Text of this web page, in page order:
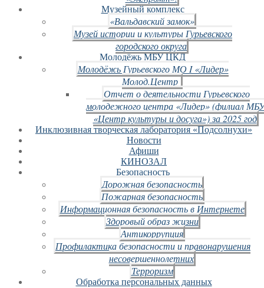
Музейный комплекс
«Вальдавский замок»
Музей истории и культуры Гурьевского
городского округа
Молодёжь МБУ ЦКД
Молодёжь Гурьевского МО I «Лидер»
Молод.Центр
Отчет о деятельности Гурьевского
молодежного центра «Лидер» (филиал
«Центр культуры и досуга») за 2025 год
Инклюзивная творческая лаборатория «Подсолнухи»
Новости
Афиши
КИНОЗАЛ
Безопасность
Дорожная безопасность
Пожарная безопасность
Информационная безопасность в Интернете
Здоровый образ жизни
Антикоррупция
Профилактика безопасности и правонарушения
несовершеннолетних
Терроризм
Обработка персональных данных